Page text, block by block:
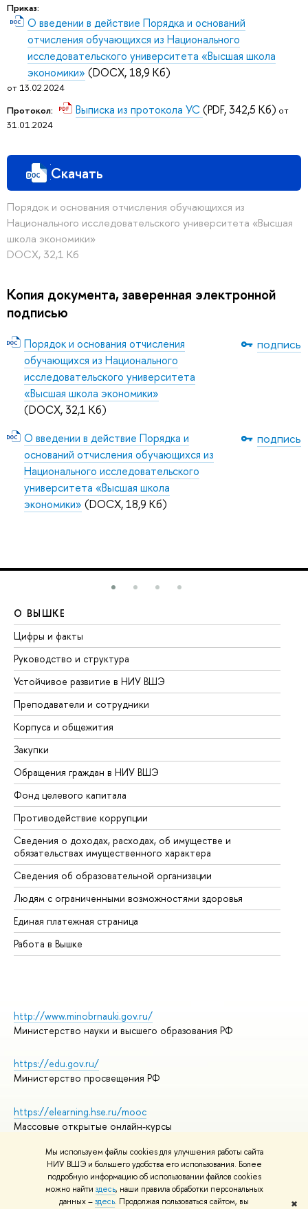
Мы используем файлы cookies для улучшения работы сайта
НИУ ВШЭ и большего удобства его использования. Более
подробную информацию об использовании файлов cookies
можно найти здесь, наши правила обработки персональных
данных –здесь. Продолжая пользоваться сайтом, вы
✖
Приказ:
О введении в действие Порядка и оснований
отчисления обучающихся из Национального
исследовательского университета «Высшая школа
экономики» (DOCX, 18,9 Кб)
от 13.02.2024
Протокол:
Выписка из протокола УС(PDF, 342,5 Кб) от
31.01.2024
Скачать
Порядок и основания отчисления обучающихся из
Национального исследовательского университета «Высшая
школа экономики»
DOCX, 32,1 Кб
Копия документа, заверенная электронной
подписью
Порядок и основания отчисления
обучающихся из Национального
исследовательского университета
«Высшая школа экономики»
(DOCX, 32,1 Кб)
подпись
О введении в действие Порядка и
оснований отчисления обучающихся из
Национального исследовательского
университета «Высшая школа
экономики» (DOCX, 18,9 Кб)
подпись
О ВЫШКЕ
Цифры и факты
Руководство и структура
Устойчивое развитие в НИУ ВШЭ
Преподаватели и сотрудники
Корпуса и общежития
Закупки
Обращения граждан в НИУ ВШЭ
Фонд целевого капитала
Противодействие коррупции
Сведения о доходах, расходах, об имуществе и
обязательствах имущественного характера
Сведения об образовательной организации
Людям с ограниченными возможностями здоровья
Единая платежная страница
Работа в Вышке
http://www.minobrnauki.gov.ru/
Министерство науки и высшего образования РФ
https://edu.gov.ru/
Министерство просвещения РФ
https://elearning.hse.ru/mooc
Массовые открытые онлайн-курсы
© НИУ ВШЭ 1993–2026
Адреса и контакты
Условия использования материалов